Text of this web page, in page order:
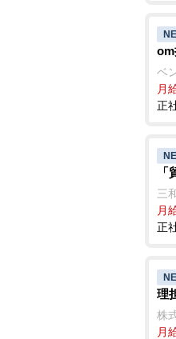
om
ベ
月
正
三
月
正
理
株
月